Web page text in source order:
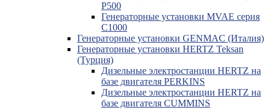
P500
Генераторные установки MVAE серия
C1000
Генераторные установки GENMAC (Италия)
Генераторные установки HERTZ Teksan
(Турция)
Дизельные электростанции HERTZ на
базе двигателя PERKINS
Дизельные электростанции HERTZ на
базе двигателя CUMMINS